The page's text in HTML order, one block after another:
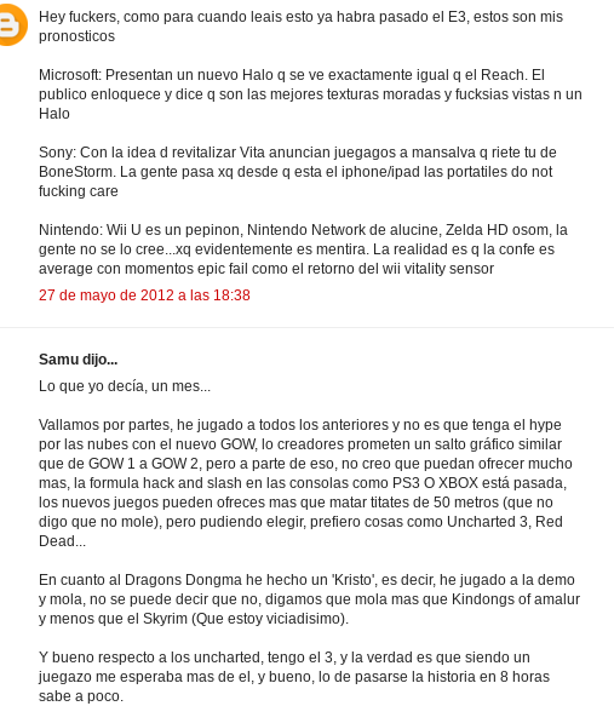
Hey fuckers, como para cuando leais esto ya habra pasado el E3, estos son mis
pronosticos
Microsoft: Presentan un nuevo Halo q se ve exactamente igual q el Reach. El
publico enloquece y dice q son las mejores texturas moradas y fucksias vistas n un
Halo
Sony: Con la idea d revitalizar Vita anuncian juegagos a mansalva q riete tu de
BoneStorm. La gente pasa xq desde q esta el iphone/ipad las portatiles do not
fucking care
Nintendo: Wii U es un pepinon, Nintendo Network de alucine, Zelda HD osom, la
gente no se lo cree...xq evidentemente es mentira. La realidad es q la confe es
average con momentos epic fail como el retorno del wii vitality sensor
27 de mayo de 2012 a las 18:38
Samu dijo...
Lo que yo decía, un mes...
Vallamos por partes, he jugado a todos los anteriores y no es que tenga el hype
por las nubes con el nuevo GOW, lo creadores prometen un salto gráfico similar
que de GOW 1 a GOW 2, pero a parte de eso, no creo que puedan ofrecer mucho
mas, la formula hack and slash en las consolas como PS3 O XBOX está pasada,
los nuevos juegos pueden ofreces mas que matar titates de 50 metros (que no
digo que no mole), pero pudiendo elegir, prefiero cosas como Uncharted 3, Red
Dead...
En cuanto al Dragons Dongma he hecho un 'Kristo', es decir, he jugado a la demo
y mola, no se puede decir que no, digamos que mola mas que Kindongs of amalur
y menos que el Skyrim (Que estoy viciadisimo).
Y bueno respecto a los uncharted, tengo el 3, y la verdad es que siendo un
juegazo me esperaba mas de el, y bueno, lo de pasarse la historia en 8 horas
sabe a poco.